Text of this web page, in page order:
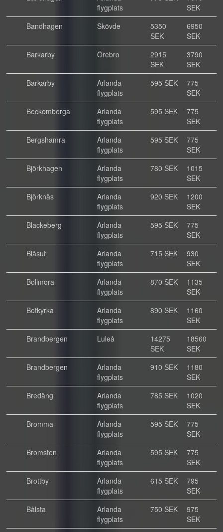
flygplats
SEK
Bandhagen
Skövde
5350
SEK
6950
SEK
Barkarby
Örebro
2915
SEK
3790
SEK
Barkarby
Arlanda
flygplats
595 SEK
775
SEK
Beckomberga
Arlanda
flygplats
595 SEK
775
SEK
Bergshamra
Arlanda
flygplats
595 SEK
775
SEK
Björkhagen
Arlanda
flygplats
780 SEK
1015
SEK
Björknäs
Arlanda
flygplats
920 SEK
1200
SEK
Blackeberg
Arlanda
flygplats
595 SEK
775
SEK
Blåsut
Arlanda
flygplats
715 SEK
930
SEK
Bollmora
Arlanda
flygplats
870 SEK
1135
SEK
Botkyrka
Arlanda
flygplats
890 SEK
1160
SEK
Brandbergen
Luleå
14275
SEK
18560
SEK
Brandbergen
Arlanda
flygplats
910 SEK
1180
SEK
Bredäng
Arlanda
flygplats
785 SEK
1020
SEK
Bromma
Arlanda
flygplats
595 SEK
775
SEK
Bromsten
Arlanda
flygplats
595 SEK
775
SEK
Brottby
Arlanda
flygplats
615 SEK
795
SEK
Bålsta
Arlanda
flygplats
750 SEK
975
SEK